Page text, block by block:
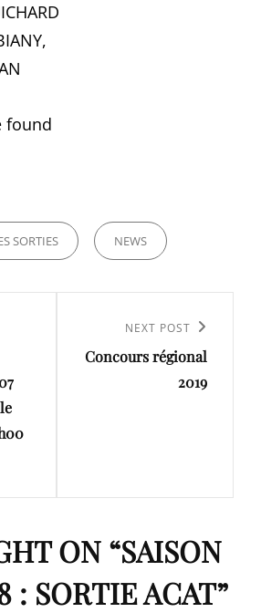
found
SORTIES NEWS
Post
NEXT POST
Concours régional
2019
ON “SAISON
: SORTIE ACAT”